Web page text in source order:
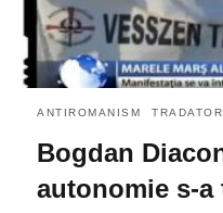
ANTIROMANISM
Bogdan
autonomie s-a